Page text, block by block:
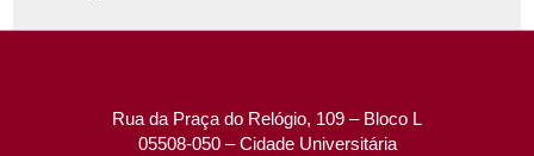
Rua da Praça do Relógio, 109 – Bloco L
05508-050 – Cidade Universitária